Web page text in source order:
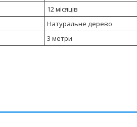
12 місяців
Натуральне дерево
3 метри